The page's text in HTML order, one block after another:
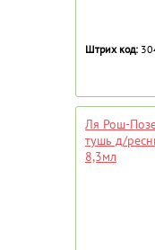
Штрих код:
Ля Рош-
тушь д/
8,3мл